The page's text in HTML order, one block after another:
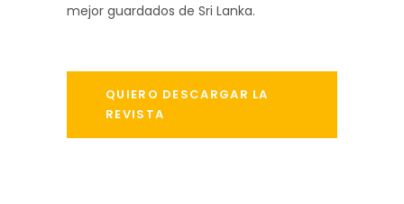
mejor guardados de Sri Lanka.
QUIERO DESCARGAR LA
REVISTA